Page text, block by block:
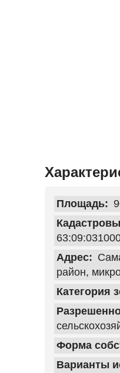
Площадь:
Адрес:
район,
Категория
Форма
Варианты